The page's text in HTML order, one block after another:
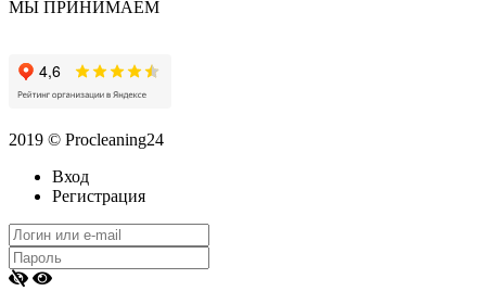
МЫ ПРИНИМАЕМ
2019 © Procleaning24
Вход
Регистрация